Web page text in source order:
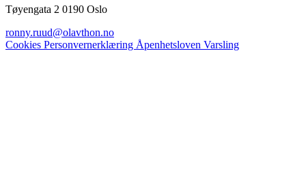
Tøyengata 2 0190 Oslo
ronny.ruud@olavthon.no
Cookies Personvernerklæring Åpenhetsloven Varsling